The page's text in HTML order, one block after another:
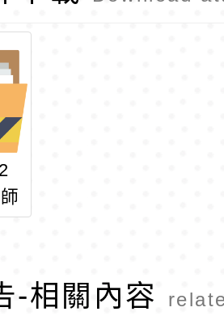
-相關內容